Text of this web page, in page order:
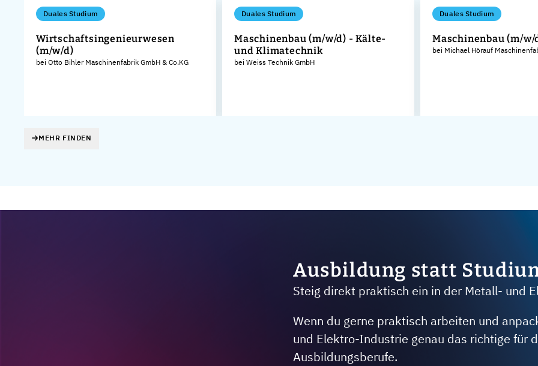
Duales Studium
Wirtschaftsingenieurwesen
(m/w/d)
bei Otto Bihler Maschinenfabrik GmbH & Co.KG
Duales Studium
Maschinenbau (m/w/d) - Kälte-
und Klimatechnik
bei Weiss Technik GmbH
Duales Studium
Maschinenbau (m/w/
bei Michael Hörauf
MEHR FINDEN
Ausbildung statt
Steig direkt praktisch ein in der Metall- und
Wenn du gerne praktisch arbeiten und
und Elektro-Industrie genau das richtige für
Ausbildungsberufe.